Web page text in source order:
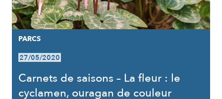
PARCS
27/05/2020
Carnets de saisons – La fleur : le
cyclamen, ouragan de couleur